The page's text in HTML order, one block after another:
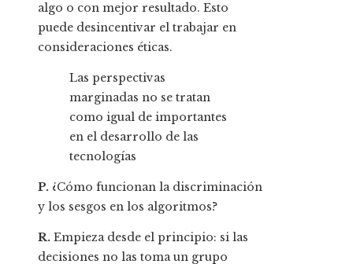
algo o con mejor resultado. Esto
puede desincentivar el trabajar en
consideraciones éticas.
Las perspectivas
marginadas no se tratan
como igual de importantes
en el desarrollo de las
tecnologías
P. ¿Cómo funcionan la discriminación
y los sesgos en los algoritmos?
R. Empieza desde el principio: si las
decisiones no las toma un grupo